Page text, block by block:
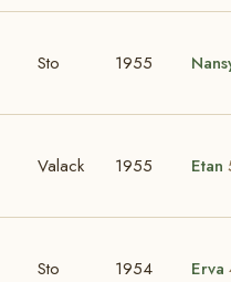
Sto 1955
Valack 1955 Etan
Sto 1954 Erva